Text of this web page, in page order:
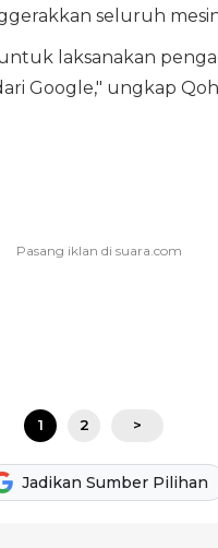
seluruh
laksanakan
Google," ungkap
1 2 >
Jadikan Sumber Pilihan